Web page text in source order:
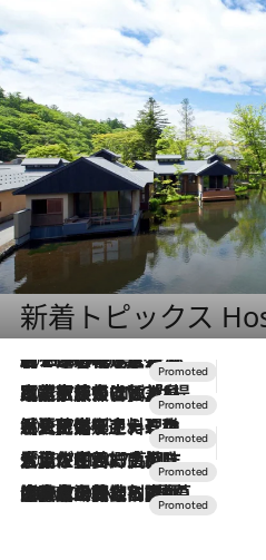
新着トピックス
2026.8.7
【トンボの足水浴】ヒノキの香りに包まれて涼感マックス！約13℃の湧水かけ流しを避暑地「星野温泉 トンボの湯」で体験
2026.7.31
【ホテル帰省】という選択肢をOMOが提案。家族とほどよい距離を保つには「昼は実家、夜は気兼ねなくホテルで！」
2026.7.24
【夏限定ディナーコース】旬を迎える稚鮎や花ズッキーニなどをイタリア・トスカーナの郷土料理の手法で満喫！
2026.7.17
「土佐和ハーブかき氷」がOMO7高知に登場！生姜、山椒、大葉など目にも舌にも涼を呼ぶ郷土の味
2026.7.10
NEW OPEN！【界 草津】名湯の地に誕生。趣の異なる2種の温泉と上州ならではの会席・蕎麦割烹など美食を味わう究極の癒やし旅